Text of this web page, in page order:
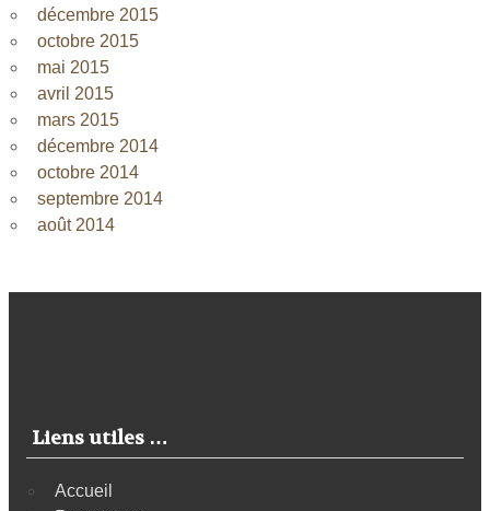
décembre 2015
octobre 2015
mai 2015
avril 2015
mars 2015
décembre 2014
octobre 2014
septembre 2014
août 2014
Liens utiles …
Accueil